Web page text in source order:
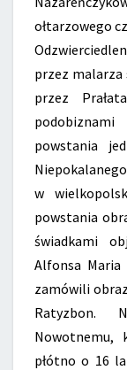
ołtarzowego
przez malarza
przez
podobiznami
powstania
w
powstania
świadkami
Alfonsa Maria
zamówili
Ratyzbon.
Nowotnemu,
płótno o 16